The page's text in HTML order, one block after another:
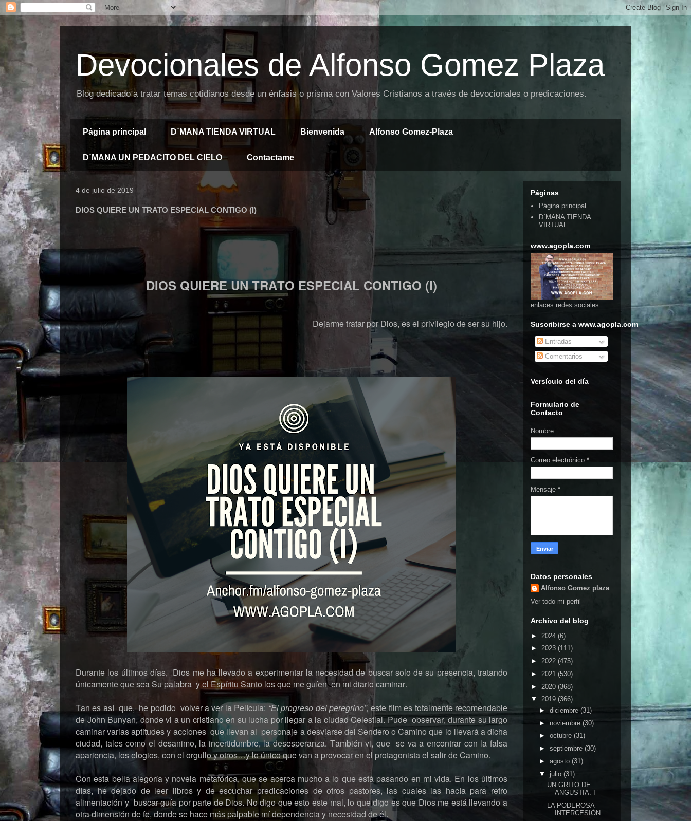
Devocionales de Alfonso Gomez Plaza
Blog dedicado a tratar temas cotidianos desde un énfasis o prisma con Valores Cristianos a través de devocionales o predicaciones.
Página principal D´MANA TIENDA VIRTUAL Bienvenida Alfonso Gomez-Plaza
D´MANA UN PEDACITO DEL CIELO Contactame
4 de julio de 2019
DIOS QUIERE UN TRATO ESPECIAL CONTIGO (I)
DIOS QUIERE UN TRATO ESPECIAL CONTIGO (I)
Dejarme tratar por Dios, es el privilegio de ser su hijo.
Durante los últimos días, Dios me ha llevado a experimentar la necesidad de buscar solo de su presencia, tratando
únicamente que sea Su palabra y el Espíritu Santo los que me guíen en mi diario caminar.
Tan es así que, he podido volver a ver la Película: “El progreso del peregrino”,este film es totalmente recomendable
de John Bunyan, donde vi a un cristiano en su lucha por llegar a la ciudad Celestial. Pude observar, durante su largo
caminar varias aptitudes y acciones que llevan al personaje a desviarse del Sendero o Camino que lo llevará a dicha
ciudad, tales como el desanimo, la incertidumbre, la desesperanza. También vi, que se va a encontrar con la falsa
apariencia, los elogios, con el orgullo y otros…y lo único que van a provocar en el protagonista el salir de Camino.
Con esta bella alegoría y novela metafórica, que se acerca mucho a lo que está pasando en mi vida. En los últimos
días, he dejado de leer libros y de escuchar predicaciones de otros pastores, las cuales las hacía para retro
alimentación y buscar guía por parte de Dios. No digo que esto este mal, lo que digo es que Dios me está llevando a
otra dimensión de fe, donde se hace más palpable mí dependencia y necesidad de él.
Páginas
Página principal
D´MANA TIENDA
VIRTUAL
www.agopla.com
enlaces redes sociales
Suscribirse a www.agopla.com
Entradas
Comentarios
Versículo del día
Formulario de
Contacto
Nombre
Correo electrónico *
Mensaje *
Datos personales
Alfonso Gomez plaza
Ver todo mi perfil
Archivo del blog
► 2024 (6)
► 2023 (111)
► 2022 (475)
► 2021 (530)
► 2020 (368)
▼ 2019 (366)
► diciembre (31)
► noviembre (30)
► octubre (31)
► septiembre (30)
► agosto (31)
▼ julio (31)
UN GRITO DE
ANGUSTIA. I
LA PODEROSA
INTERCESIÓN.